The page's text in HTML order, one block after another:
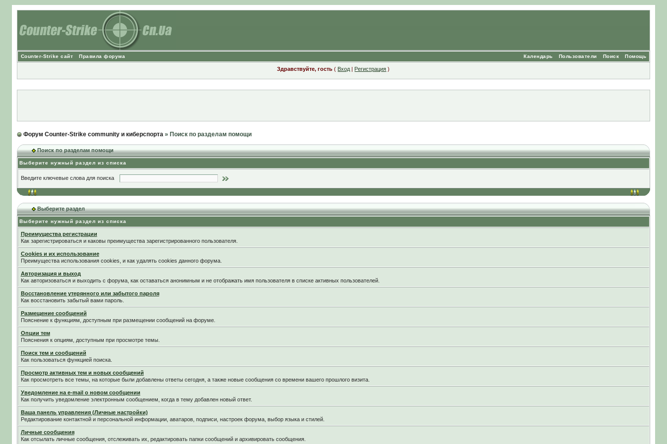
Counter-Strike сайт Правила форума Помощь
Поиск
Пользователи
Календарь
Здравствуйте, гость ( Вход | Регистрация )
Форум Counter-Strike community и киберспорта» Поиск по разделам помощи
Поиск по разделам помощи
Выберите нужный раздел из списка
Введите ключевые слова для поиска
Выберите раздел
Выберите нужный раздел из списка
Преимущества регистрации
Как зарегистрироваться и каковы преимущества зарегистрированного пользователя.
Cookies и их использование
Преимущества использования cookies, и как удалять cookies данного форума.
Авторизация и выход
Как авторизоваться и выходить с форума, как оставаться анонимным и не отображать имя пользователя в списке активных пользователей.
Восстановление утерянного или забытого пароля
Как восстановить забытый вами пароль.
Размещение сообщений
Пояснение к функциям, доступным при размещении сообщений на форуме.
Опции тем
Пояснения к опциям, доступным при просмотре темы.
Поиск тем и сообщений
Как пользоваться функцией поиска.
Просмотр активных тем и новых сообщений
Как просмотреть все темы, на которые были добавлены ответы сегодня, а также новые сообщения со времени вашего прошлого визита.
Уведомление на е-mail о новом сообщении
Как получить уведомление электронным сообщением, когда в тему добавлен новый ответ.
Ваша панель управления (Личные настройки)
Редактирование контактной и персональной информации, аватаров, подписи, настроек форума, выбор языка и стилей.
Личные сообщения
Как отсылать личные сообщения, отслеживать их, редактировать папки сообщений и архивировать сообщения.